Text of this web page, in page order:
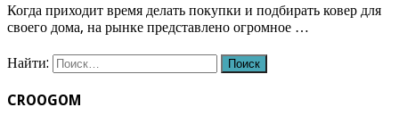
Когда приходит время делать покупки и подбирать ковер для
своего дома, на рынке представлено огромное …
Найти:
CROOGOM